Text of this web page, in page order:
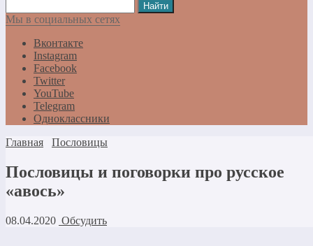
Мы в социальных сетях
Вконтакте
Instagram
Facebook
Twitter
YouTube
Telegram
Одноклассники
Главная
Пословицы
Пословицы и поговорки про русское
«авось»
08.04.2020 Обсудить